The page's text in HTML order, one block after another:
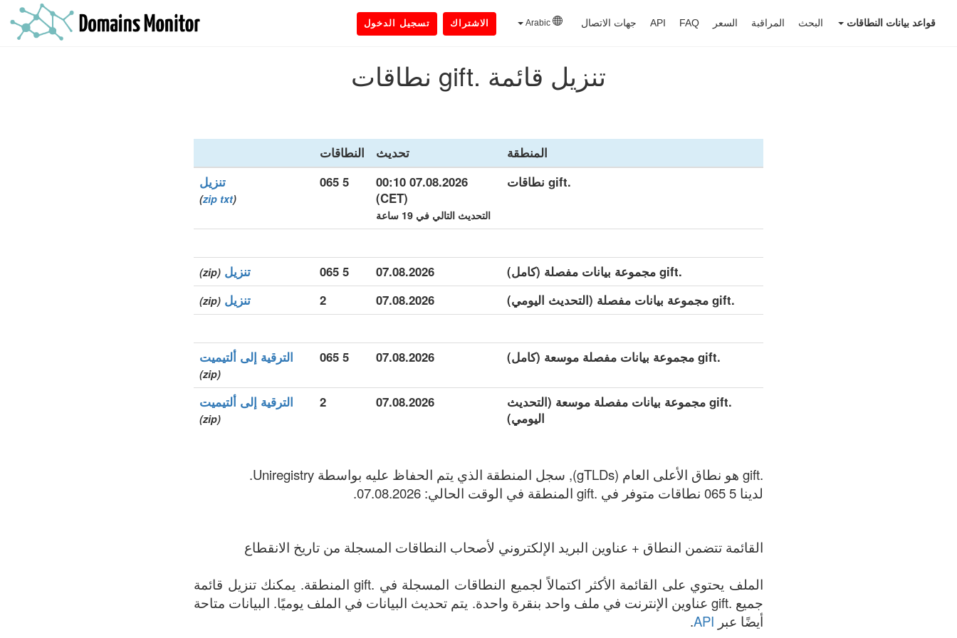
قواعد بيانات النطاقات البحث المراقبة السعر FAQ
API جهات الاتصال الاشتراك تسجيل الدخول
تنزيل قائمة .gift نطاقات
المنطقة تحديث
النطاقات
.gift نطاقات
07.08.2026 00:10
(CET)
التحديث التالي في 19 ساعة
5 065 تنزيل
(
zip txt
)
.gift مجموعة بيانات مفصلة (كامل) 07.08.2026
5 065 تنزيل (zip)
.gift مجموعة بيانات مفصلة (التحديث اليومي) 07.08.2026
2 تنزيل (zip)
.gift مجموعة بيانات مفصلة موسعة (كامل) 07.08.2026
5 065 الترقية إلى ألتيميت
(zip)
.gift مجموعة بيانات مفصلة موسعة (التحديث
اليومي)
07.08.2026
2 الترقية إلى ألتيميت
(zip)
.gift هو نطاق الأعلى العام (gTLDs), سجل المنطقة الذي يتم الحفاظ عليه بواسطة Uniregistry.
لدينا 5 065 نطاقات متوفر في .gift المنطقة في الوقت الحالي: 07.08.2026.
القائمة تتضمن النطاق + عناوين البريد الإلكتروني لأصحاب النطاقات المسجلة من تاريخ الانقطاع
الملف يحتوي على القائمة الأكثر اكتمالاً لجميع النطاقات المسجلة في .gift المنطقة. يمكنك تنزيل قائمة
جميع .gift عناوين الإنترنت في ملف واحد بنقرة واحدة. يتم تحديث البيانات في الملف يوميًا. البيانات متاحة
أيضًا عبر API
.